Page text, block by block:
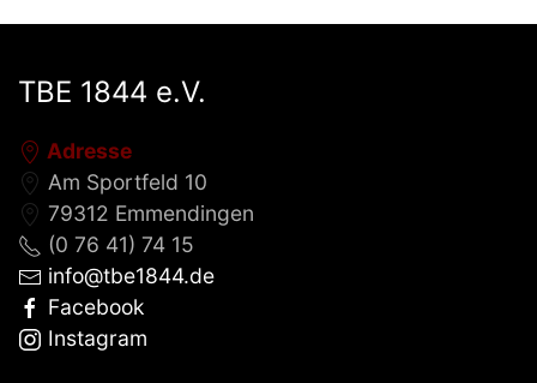
TBE 1844 e.V.
Adresse
Am Sportfeld 10
79312 Emmendingen
(0 76 41) 74 15
info@tbe1844.de
Facebook
Instagram